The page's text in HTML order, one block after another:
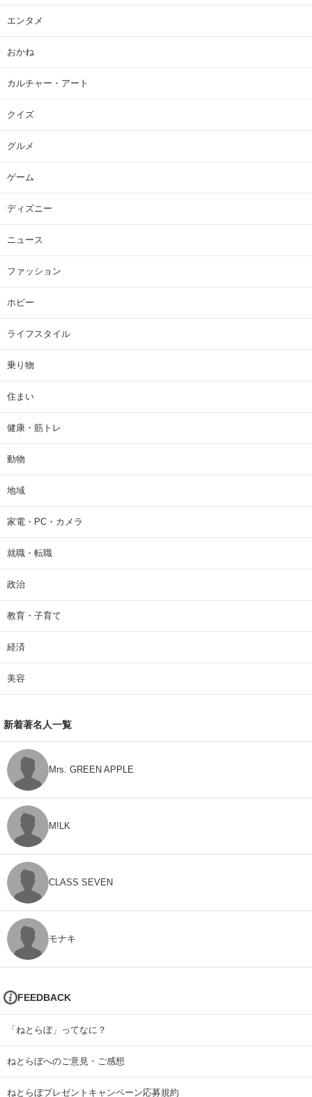
エンタメ
おかね
カルチャー・アート
クイズ
グルメ
ゲーム
ディズニー
ニュース
ファッション
ホビー
ライフスタイル
乗り物
住まい
健康・筋トレ
動物
地域
家電・PC・カメラ
就職・転職
政治
教育・子育て
経済
美容
新着著名人一覧
Mrs. GREEN APPLE
M!LK
CLASS SEVEN
モナキ
FEEDBACK
「ねとらぼ」ってなに？
ねとらぼへのご意見・ご感想
ねとらぼプレゼントキャンペーン応募規約